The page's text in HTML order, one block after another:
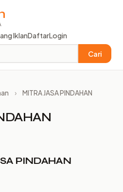
IklanDaftarLogin
Cari
› MITRA JASA PINDAHAN
PINDAHAN